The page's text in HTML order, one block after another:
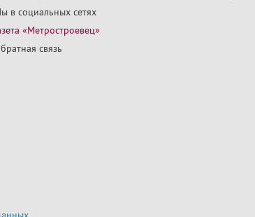
в социальных сетях
«Метростроевец»
связь